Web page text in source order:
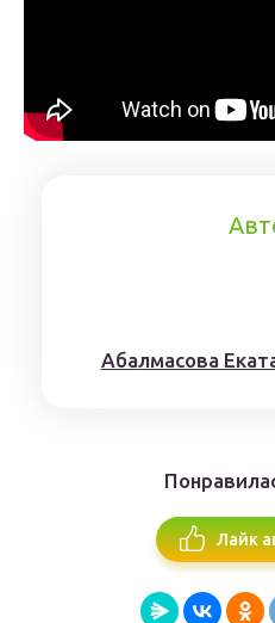
Aбaлмaсoвa
Лайк